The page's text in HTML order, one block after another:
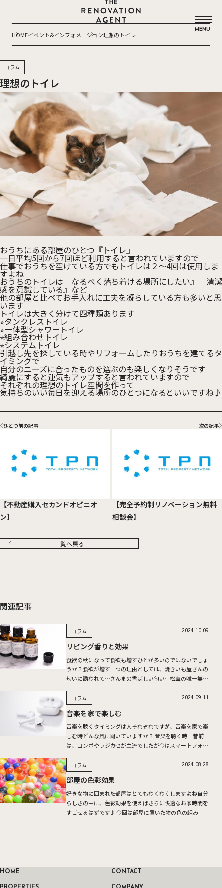
THE RENOVATION AGENT
MENU
HOMEイベント&インフォメーション理想のトイレ
理想のトイレ
コラム
おうちにある部屋のひとつ『トイレ』
一日平均5回から7回ほど利用すると言われていますので
仕事でおうちを空けている方でもトイレは２〜4回は使用しま
すよね
おうちのトイレは『なるべく落ち着ける場所にしたい』『清潔
感を意識している』など
他の部屋と比べてお手入れに工夫を凝らしている方も多いと思
います
トイレは大きく分けて四種類あります
⭐︎タンクレストイレ
⭐︎一体型シャワートイレ
⭐︎組み合わせトイレ
⭐︎システムトイレ
引越し先を探している時やリフォームしたりおうちを建てるタ
イミングで
自分のニーズに合ったものを選ぶのも楽しくなりそうです
綺麗にすると運気もアップすると言われていますので
それぞれの理想のトイレ空間を作って
気持ちのいい毎日を迎える場所のひとつになるといいですね♪
ひとつ前の記事
【不動産購入セカンドオピニオ
ン】
一覧へ戻る
次の記事
【完全予約制リノベーション無料
相談会】
関連記事
リビング香りと効果
食欲の秋になって食欲も増すひとが多いのではないでしょ
うか？食欲が増す一つの理由としては、焼きいも屋さんの
匂いに誘われて…さんまの香ばしい匂い…松茸の唯一無二
ありさまざま […]
コラム 2024.10.09
音楽を家で楽しむ
音楽を聴くタイミングは人それぞれですが、音楽を家で楽
しむ時どんな風に聞いていますか？ 音楽を聴く時一昔前
は、コンポやラジカセが主流でしたが今はスマートフォン
ーに […]
コラム 2024.09.11
部屋の色彩効果
好きな物に囲まれた部屋はとてもわくわくしますよね自分
らしさの中に、色彩効果を使えばさらに快適なお家時間を
すごせるはずです♪ 今回は部屋に置いた物の色の組み合
コラム 2024.08.28
HOME CONTACT